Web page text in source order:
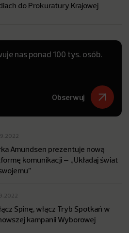
do Prokuratury Krajowej
nas ponad 100 tys. osób.
Obserwuj
Amundsen prezentuje nową
komunikacji – „Układaj świat
Spinę, włącz Tryb Spotkań w
kampanii Wyborowej